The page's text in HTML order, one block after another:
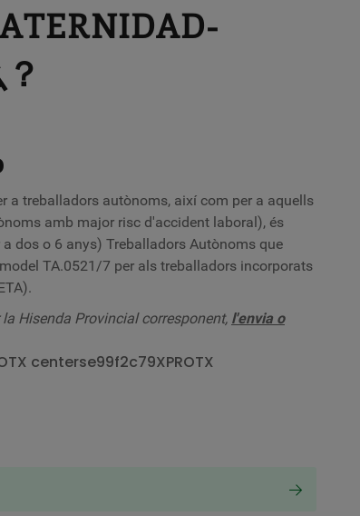
a treballadors autònoms, així com per a aquells
amb major risc d'accident laboral), és
dos o 6 anys) Treballadors Autònoms que
TA.0521/7 per als treballadors incorporats
Hisenda Provincial corresponent, l'envia o
centerse99f2c79XPROTX